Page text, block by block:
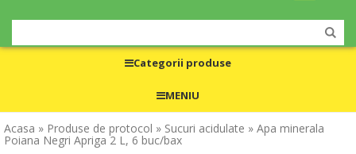
Categorii produse
MENIU
Acasa » Produse de protocol » Sucuri acidulate » Apa minerala
Poiana Negri Apriga 2 L, 6 buc/bax